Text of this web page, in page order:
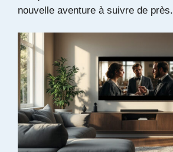
nouvelle aventure à suivre de près.